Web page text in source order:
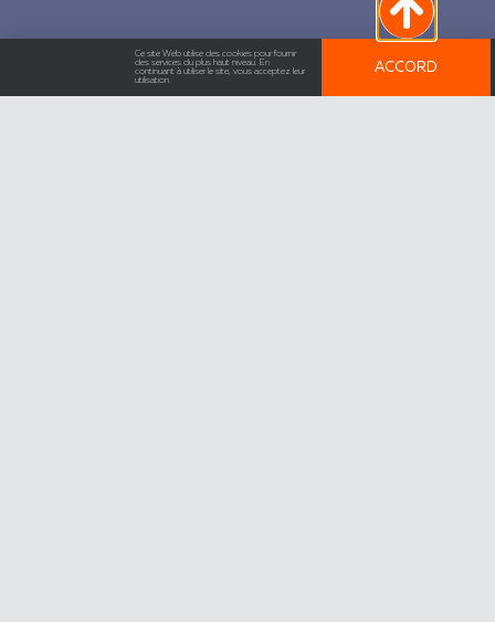
Ce site Web utilise des cookies pour fournir
des services du plus haut niveau. En
continuant à utiliser le site, vous acceptez leur
utilisation.
ACCORD